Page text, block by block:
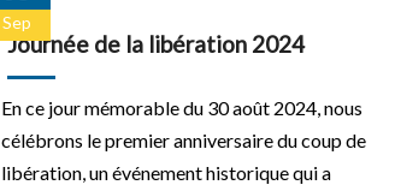
Sep
Journée de la libération 2024
En ce jour mémorable du 30 août 2024, nous
célébrons le premier anniversaire du coup de
libération, un événement historique qui a